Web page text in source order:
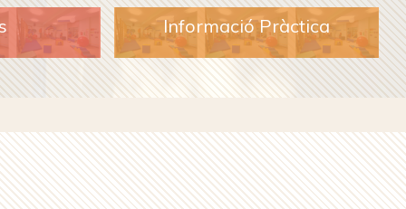
Informació Pràctica